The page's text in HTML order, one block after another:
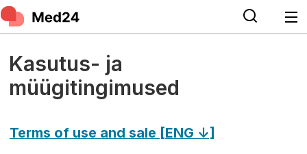
Kasutustingimused
Kasutus- ja
müügitingimused
Terms of use and sale [ENG ↓]